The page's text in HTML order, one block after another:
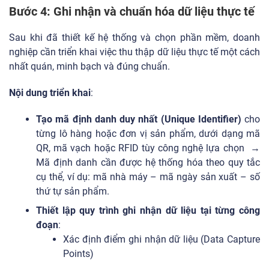
Bước 4: Ghi nhận và chuẩn hóa dữ liệu thực tế
Sau khi đã thiết kế hệ thống và chọn phần mềm, doanh
nghiệp cần triển khai việc thu thập dữ liệu thực tế một cách
nhất quán, minh bạch và đúng chuẩn.
Nội dung triển khai:
Tạo mã định danh duy nhất (Unique Identifier) cho
từng lô hàng hoặc đơn vị sản phẩm, dưới dạng mã
QR, mã vạch hoặc RFID tùy công nghệ lựa chọn →
Mã định danh cần được hệ thống hóa theo quy tắc
cụ thể, ví dụ: mã nhà máy – mã ngày sản xuất – số
thứ tự sản phẩm.
Thiết lập quy trình ghi nhận dữ liệu tại từng công
đoạn:
Xác định điểm ghi nhận dữ liệu (Data Capture
Points)